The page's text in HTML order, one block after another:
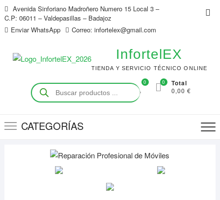
Saltar
al
contenido
Avenida Sinforiano Madroñero Numero 15 Local 3 –
C.P: 06011 – Valdepasillas – Badajoz
Enviar WhatsApp
Correo: infortelex@gmail.com
InfortelEX
TIENDA Y SERVICIO TÉCNICO ONLINE
Búsqueda
de
productos
0 Total
0,00 €
0
CATEGORÍAS